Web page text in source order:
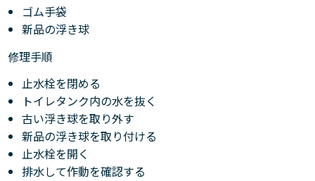
ゴム手袋
新品の浮き球
修理手順
止水栓を閉める
トイレタンク内の水を抜く
古い浮き球を取り外す
新品の浮き球を取り付ける
止水栓を開く
排水して作動を確認する